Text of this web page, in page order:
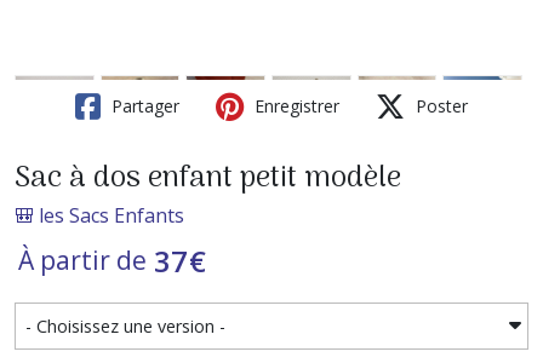
Partager Enregistrer Poster
Sac à dos enfant petit modèle
🎒 les Sacs Enfants
À partir de 37€